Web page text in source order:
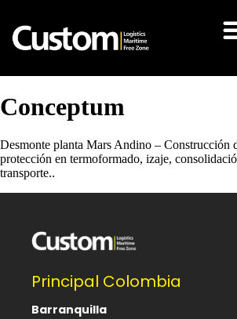
Conceptum
Desmonte planta Mars Andino – Construcción
protección en termoformado, izaje,
transporte..
Principal Colombia
Barranquilla